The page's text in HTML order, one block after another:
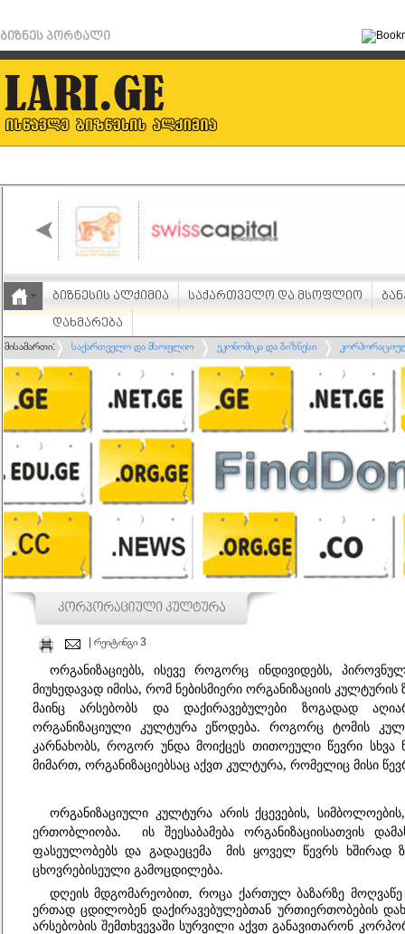
ბიზნეს პორტალი
ბიზნესის ალქიმია საქართველო და მსოფლიო
დახმარება
მისამართი: საქართველო და მსოფლიო ეკონომიკა და ბიზნესი
| რეიტინგი 3
ორგანიზაციებს, ისევე როგორც ინდივიდებს,
მიუხედავად იმისა, რომ ნებისმიერი ორგანიზაციის კულტურის
მაინც არსებობს და დაქირავებულები ზოგადად
ორგანიზაციული კულტურა ეწოდება. როგორც ტომის
კარნახობს, როგორ უნდა მოიქცეს თითოეული წევრი სხვა
მიმართ, ორგანიზაციებსაც აქვთ კულტურა, რომელიც მისი
ორგანიზაციული კულტურა არის ქცევების,
ერთობლიობა. ის შეესაბამება ორგანიზაციისათვის
ფასეულობებს და გადაეცემა მის ყოველ წევრს
ცხოვრებისეული გამოცდილება.
დღეის მდგომარეობით, როცა ქართულ ბაზარზე მოღვაწე
ერთად ცდილობენ დაქირავებულებთან ურთიერთობების
არსებობის შემთხვევაში სურვილი აქვთ განავითარონ